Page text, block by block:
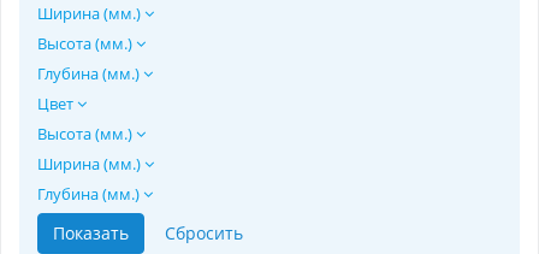
Ширина (мм.)
Высота (мм.)
Глубина (мм.)
Цвет
Высота (мм.)
Ширина (мм.)
Глубина (мм.)